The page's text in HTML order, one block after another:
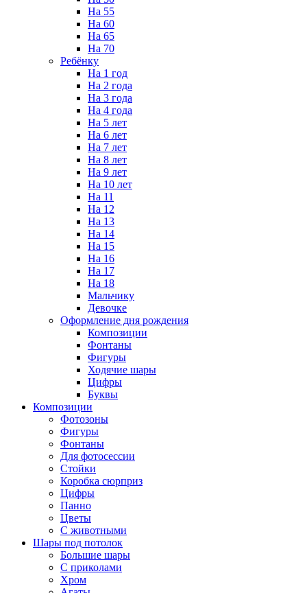
На 55
На 60
На 65
На 70
Ребёнку
На 1 год
На 2 года
На 3 года
На 4 года
На 5 лет
На 6 лет
На 7 лет
На 8 лет
На 9 лет
На 10 лет
На 11
На 12
На 13
На 14
На 15
На 16
На 17
На 18
Мальчику
Девочке
Оформление дня рождения
Композиции
Фонтаны
Фигуры
Ходячие шары
Цифры
Буквы
Композиции
Фотозоны
Фигуры
Фонтаны
Для фотосессии
Стойки
Коробка сюрприз
Цифры
Панно
Цветы
С животными
Шары под потолок
Большие шары
С приколами
Хром